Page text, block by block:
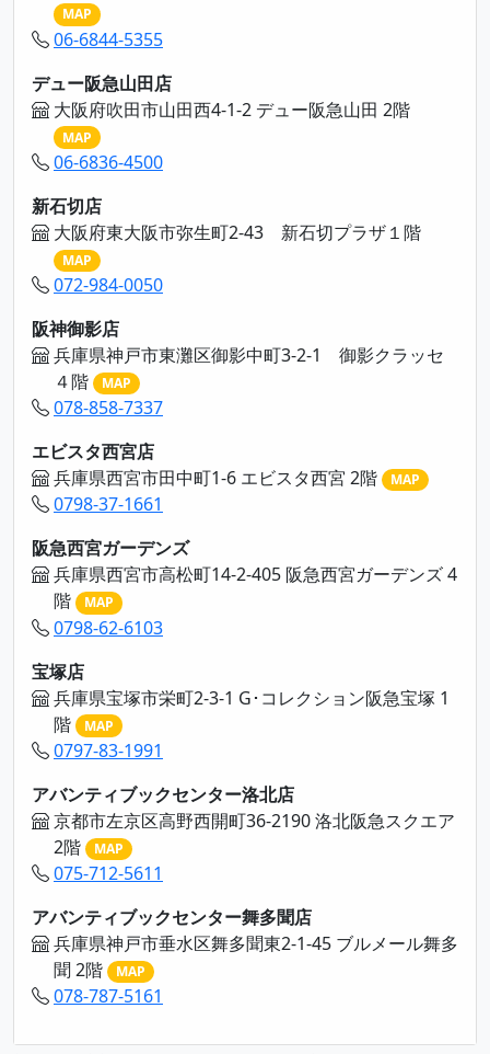
MAP
06-6844-5355
デュー阪急山田店
大阪府吹田市山田西4-1-2 デュー阪急山田 2階
MAP
06-6836-4500
新石切店
大阪府東大阪市弥生町2-43 新石切プラザ１階
MAP
072-984-0050
阪神御影店
兵庫県神戸市東灘区御影中町3-2-1 御影クラッセ
４階
MAP
078-858-7337
エビスタ西宮店
兵庫県西宮市田中町1-6 エビスタ西宮 2階
MAP
0798-37-1661
阪急西宮ガーデンズ
兵庫県西宮市高松町14-2-405 阪急西宮ガーデンズ 4
階
MAP
0798-62-6103
宝塚店
兵庫県宝塚市栄町2-3-1 G･コレクション阪急宝塚 1
階
MAP
0797-83-1991
アバンティブックセンター洛北店
京都市左京区高野西開町36-2190 洛北阪急スクエア
2階
MAP
075-712-5611
アバンティブックセンター舞多聞店
兵庫県神戸市垂水区舞多聞東2-1-45 ブルメール舞多
聞 2階
MAP
078-787-5161